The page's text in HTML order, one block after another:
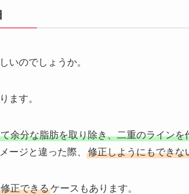
いのでしょうか。
ます。
余分な脂肪を取り除き、二重のラインを
ージと違った際、
修正しようにもできな
正できるケースもあります。